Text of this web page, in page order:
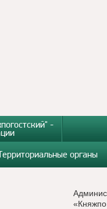
-
органы